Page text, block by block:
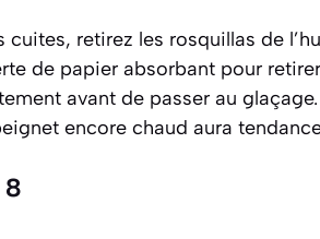
cuites, retirez les rosquillas de
de papier absorbant pour
avant de passer au
encore chaud aura
8